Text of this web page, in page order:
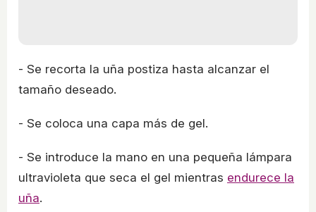
- Se recorta la uña postiza hasta alcanzar el
tamaño deseado.
- Se coloca una capa más de gel.
- Se introduce la mano en una pequeña lámpara
ultravioleta que seca el gel mientras endurece la
uña.